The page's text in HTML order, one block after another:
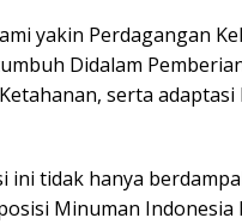
yakin Perdagangan
Didalam
serta adaptasi
ini tidak hanya
Minuman Indonesia